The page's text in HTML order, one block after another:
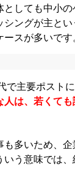
しても中小
ングが主と
スが多いです。
主要ポスト
は、若くて
多いため、
う意味では